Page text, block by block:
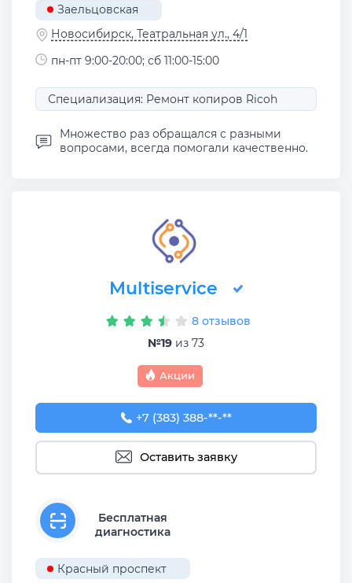
Заельцовская
Новосибирск, Театральная ул., 4/1
пн-пт 9:00-20:00; сб 11:00-15:00
Специализация: Ремонт копиров Ricoh
Множество раз обращался с разными
вопросами, всегда помогали качественно.
Multiservice
8 отзывов
№19 из 73
Акции
+7 (383) 388-93-76
+7 (383) 388-**-**
Оставить заявку
Бесплатная
диагностика
Красный проспект